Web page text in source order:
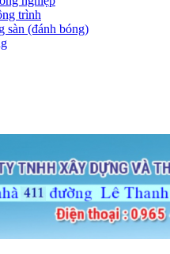
trình
sàn (đánh bóng)